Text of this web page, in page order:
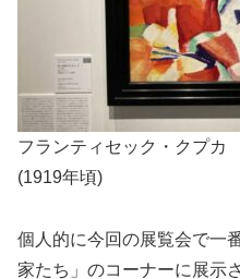
フランティセック・クプカ
(1919年頃)
個人的に今回の展覧会で一
家たち」のコーナーに展示